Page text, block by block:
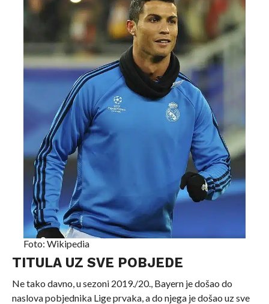
Foto: Wikipedia
TITULA UZ SVE POBJEDE
Ne tako davno, u sezoni 2019./20., Bayern je došao do
naslova pobjednika Lige prvaka, a do njega je došao uz sve